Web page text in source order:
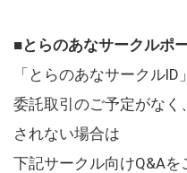
■とらのあなサークルポ
「とらのあなサークル
委託取引のご予定がなく
されない場合は
下記サークル向けQ&A